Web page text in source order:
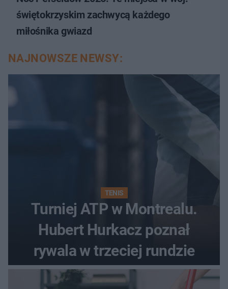
świętokrzyskim zachwycą każdego
miłośnika gwiazd
NAJNOWSZE NEWSY:
TENIS
Turniej ATP w Montrealu.
Hubert Hurkacz poznał
rywala w trzeciej rundzie